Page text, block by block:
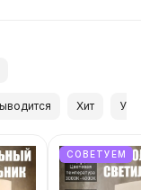
Хит
СОВЕТУЕМ